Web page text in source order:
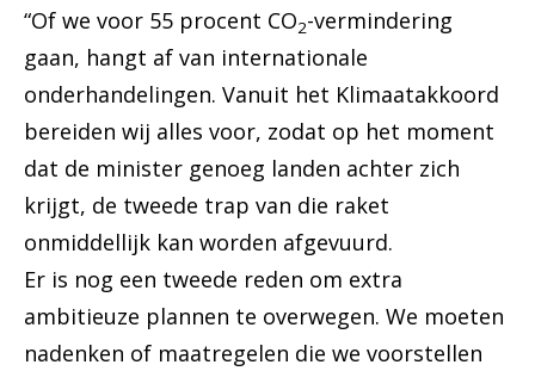
“Of we voor 55 procent CO2-vermindering
gaan, hangt af van internationale
onderhandelingen. Vanuit het Klimaatakkoord
bereiden wij alles voor, zodat op het moment
dat de minister genoeg landen achter zich
krijgt, de tweede trap van die raket
onmiddellijk kan worden afgevuurd.
Er is nog een tweede reden om extra
ambitieuze plannen te overwegen. We moeten
nadenken of maatregelen die we voorstellen